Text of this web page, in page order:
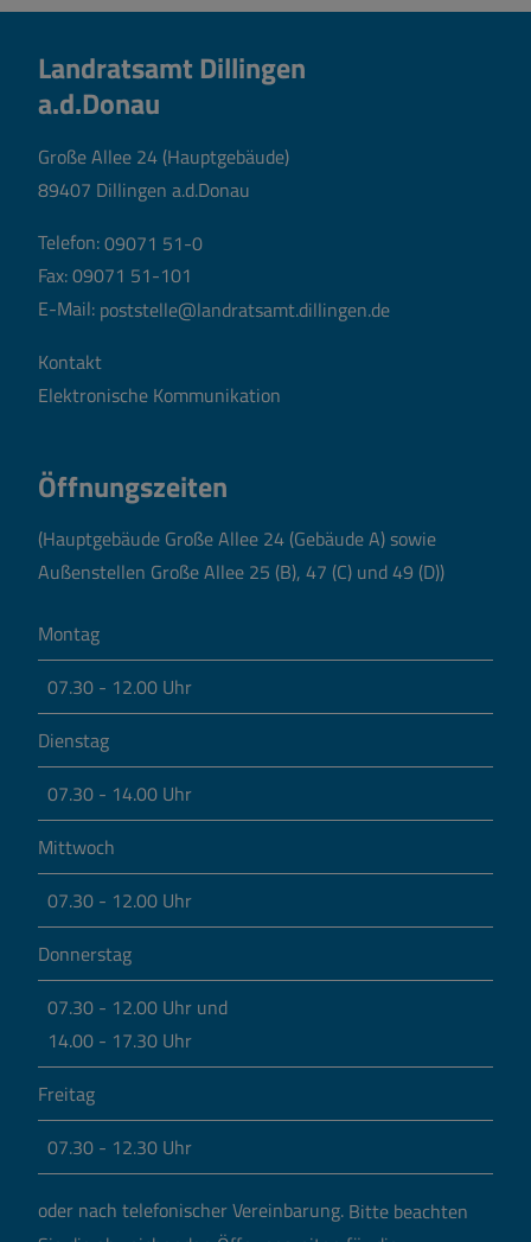
Landratsamt Dillingen
a.d.Donau
Große Allee 24 (Hauptgebäude)
89407 Dillingen a.d.Donau
Telefon:09071 51-0
Fax: 09071 51-101
E-Mail: poststelle@landratsamt.dillingen.de
Kontakt
Elektronische Kommunikation
Öffnungszeiten
(Hauptgebäude Große Allee 24 (Gebäude A) sowie
Außenstellen Große Allee 25 (B), 47 (C) und 49 (D))
Montag
07.30 - 12.00 Uhr
Dienstag
07.30 - 14.00 Uhr
Mittwoch
07.30 - 12.00 Uhr
Donnerstag
07.30 - 12.00 Uhr und
14.00 - 17.30 Uhr
Freitag
07.30 - 12.30 Uhr
oder nach telefonischer Vereinbarung. Bitte beachten